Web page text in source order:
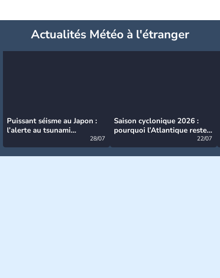
Actualités Météo à l'étranger
Puissant séisme au Japon :
l’alerte au tsunami
28/07
Saison cyclonique 2026 :
pourquoi l’Atlantique reste
22/07